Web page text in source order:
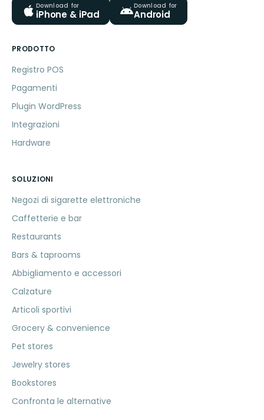
Download for
iPhone & iPad
Download for
Android
PRODOTTO
Registro POS
Pagamenti
Plugin WordPress
Integrazioni
Hardware
SOLUZIONI
Negozi di sigarette elettroniche
Caffetterie e bar
Restaurants
Bars & taprooms
Abbigliamento e accessori
Calzature
Articoli sportivi
Grocery & convenience
Pet stores
Jewelry stores
Bookstores
Confronta le alternative